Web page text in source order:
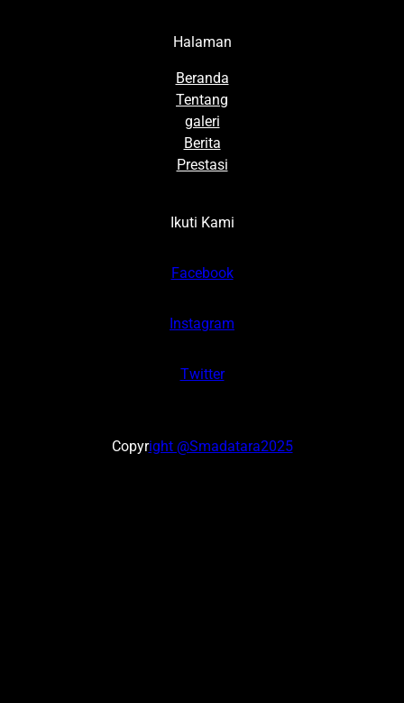
Halaman
Beranda
Tentang
galeri
Berita
Prestasi
Ikuti Kami
Facebook
Instagram
Twitter
Copyright @Smadatara2025